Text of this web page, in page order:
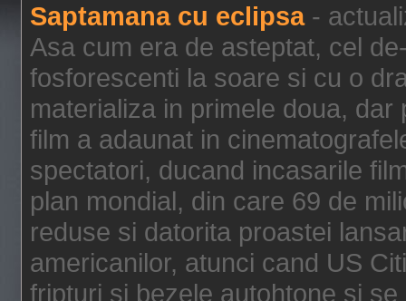
Saptamana cu eclipsa-
Asa cum era de asteptat, cel
fosforescenti la soare si cu o
materializa in primele doua,
film a adaunat in
spectatori, ducand incasarile
plan mondial, din care 69 de
reduse si datorita proastei
americanilor, atunci cand US
fripturi si bezele autohtone si